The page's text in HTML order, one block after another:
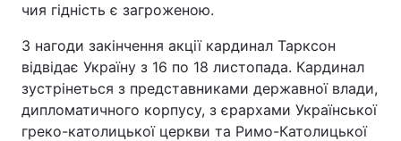
чия гідність є загроженою.
З нагоди закінчення акції кардинал Тарксон
відвідає Україну з 16 по 18 листопада. Кардинал
зустрінеться з представниками державної влади,
дипломатичного корпусу, з єрархами Української
греко-католицької церкви та Римо-Католицької